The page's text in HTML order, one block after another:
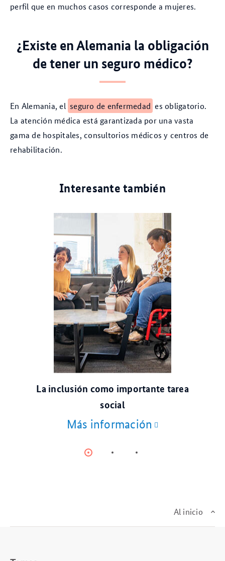
perfil que en muchos casos corresponde a mujeres.
¿Existe en Alemania la obligación
de tener un seguro médico?
En Alemania, el seguro de enfermedad es obligatorio.
La atención médica está garantizada por una vasta
gama de hospitales, consultorios médicos y centros de
rehabilitación.
Interesante también
La inclusión como importante tarea
social
Más información
Al inicio